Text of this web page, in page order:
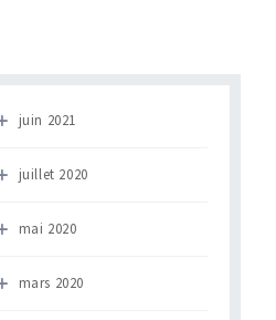
juin 2021
juillet 2020
mai 2020
mars 2020